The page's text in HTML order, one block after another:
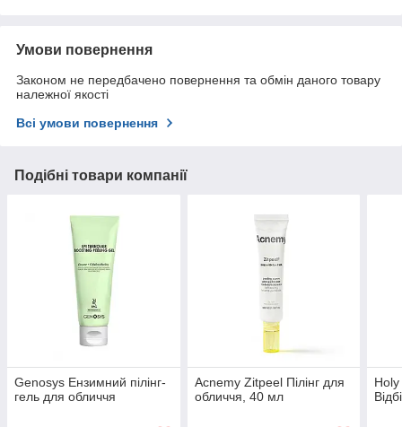
Умови повернення
Законом не передбачено повернення та обмін даного товару
належної якості
Всі умови повернення
Подібні товари компанії
Genosys Ензимний пілінг-
гель для обличчя
Acnemy Zitpeel Пілінг для
обличчя, 40 мл